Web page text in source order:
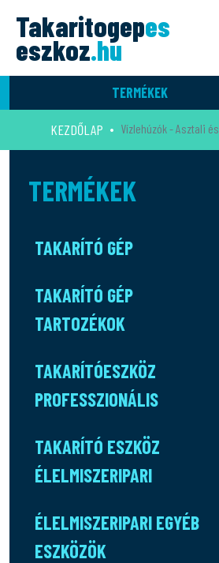
Takaritogepes
eszkoz.hu
TERMÉKEK
KEZDŐLAP Vízlehúzók - Asztali
TERMÉKEK
TAKARÍTÓ GÉP
TAKARÍTÓ GÉP
TARTOZÉKOK
TAKARÍTÓESZKÖZ
PROFESSZIONÁLIS
TAKARÍTÓ ESZKÖZ
ÉLELMISZERIPARI
ÉLELMISZERIPARI EGYÉB
ESZKÖZÖK